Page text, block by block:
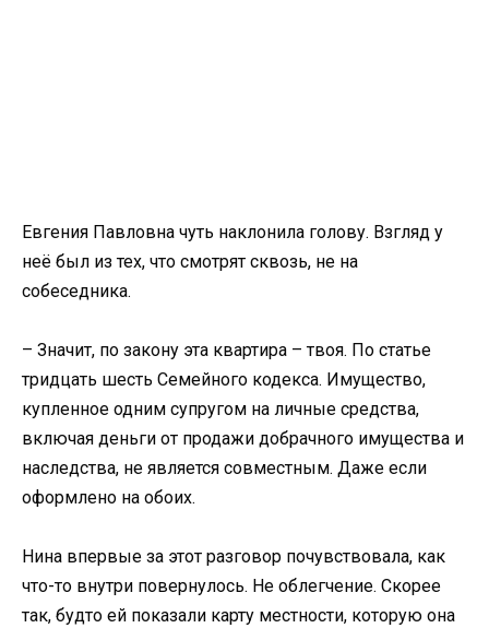
Евгения Павловна чуть наклонила голову. Взгляд у
неё был из тех, что смотрят сквозь, не на
собеседника.
– Значит, по закону эта квартира – твоя. По статье
тридцать шесть Семейного кодекса. Имущество,
купленное одним супругом на личные средства,
включая деньги от продажи добрачного имущества и
наследства, не является совместным. Даже если
оформлено на обоих.
Нина впервые за этот разговор почувствовала, как
что-то внутри повернулось. Не облегчение. Скорее
так, будто ей показали карту местности, которую она